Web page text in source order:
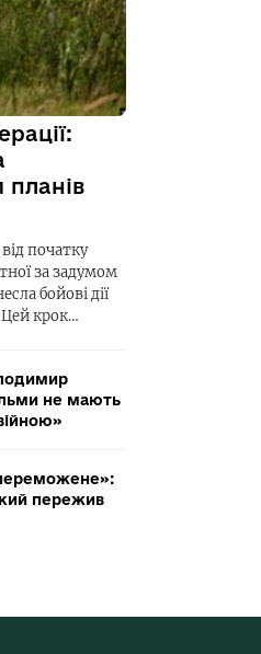
початку
за задумом
бойові дії
крок…
не мають
пережив